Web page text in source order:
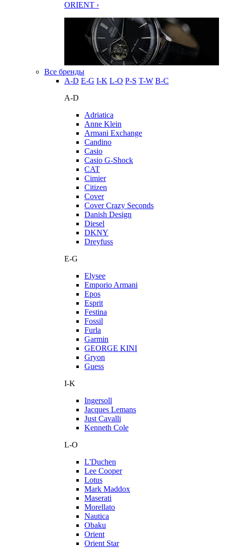
ORIENT ›
Все бренды
A-D E-G I-K L-O P-S T-W В-С
A-D
Adriatica
Anne Klein
Armani Exchange
Candino
Casio
Casio G-Shock
CAT
Cimier
Citizen
Cover
Cover Crazy Seconds
Danish Design
Diesel
DKNY
Dreyfuss
E-G
Elysee
Emporio Armani
Epos
Esprit
Festina
Fossil
Furla
Garmin
GEORGE KINI
Gryon
Guess
I-K
Ingersoll
Jacques Lemans
Just Cavalli
Kenneth Cole
L-O
L'Duchen
Lee Cooper
Lotus
Mark Maddox
Maserati
Morellato
Nautica
Obaku
Orient
Orient Star